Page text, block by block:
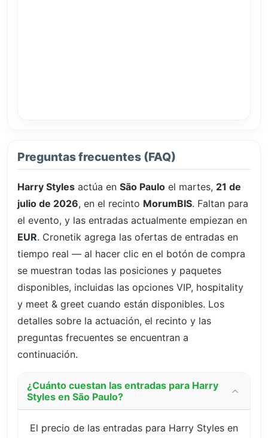
Preguntas frecuentes (FAQ)
Harry Styles actúa en São Paulo el martes, 21 de
julio de 2026, en el recinto MorumBIS. Faltan para
el evento, y las entradas actualmente empiezan en
EUR. Cronetik agrega las ofertas de entradas en
tiempo real — al hacer clic en el botón de compra
se muestran todas las posiciones y paquetes
disponibles, incluidas las opciones VIP, hospitality
y meet & greet cuando están disponibles. Los
detalles sobre la actuación, el recinto y las
preguntas frecuentes se encuentran a
continuación.
¿Cuánto cuestan las entradas para Harry
Styles en São Paulo?
El precio de las entradas para Harry Styles en